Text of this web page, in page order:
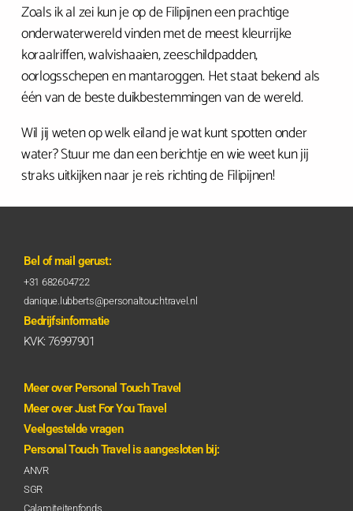
Zoals ik al zei kun je op de Filipijnen een prachtige
onderwaterwereld vinden met de meest kleurrijke
koraalriffen, walvishaaien, zeeschildpadden,
oorlogsschepen en mantaroggen. Het staat bekend als
één van de beste duikbestemmingen van de wereld.
Wil jij weten op welk eiland je wat kunt spotten onder
water? Stuur me dan een berichtje en wie weet kun jij
straks uitkijken naar je reis richting de Filipijnen!
Bel of mail gerust:
+31 682604722
danique.lubberts@personaltouchtravel.nl
Bedrijfsinformatie
KVK: 76997901
Meer over Personal Touch Travel
Meer over Just For You Travel
Veelgestelde vragen
Personal Touch Travel is aangesloten bij:
ANVR
SGR
Calamiteitenfonds